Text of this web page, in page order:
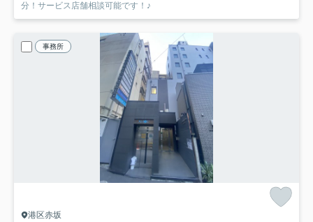
分！サービス店舗相談可能です！♪
事務所
港区赤坂